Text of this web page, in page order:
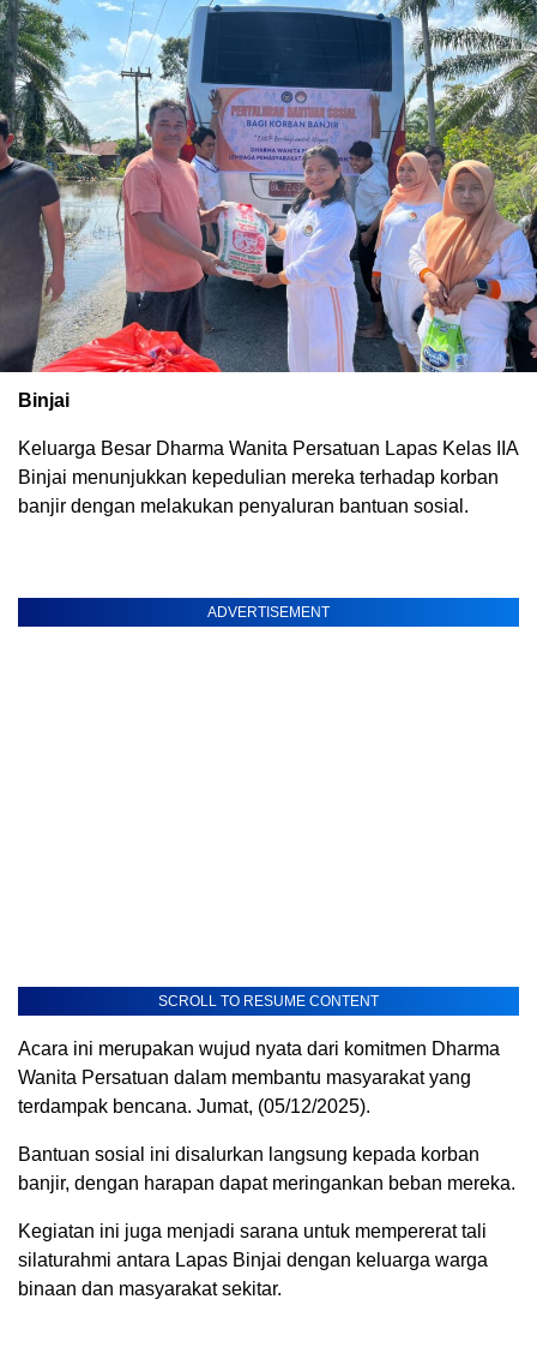
Binjai
Keluarga Besar Dharma Wanita Persatuan Lapas Kelas IIA
Binjai menunjukkan kepedulian mereka terhadap korban
banjir dengan melakukan penyaluran bantuan sosial.
ADVERTISEMENT
SCROLL TO RESUME CONTENT
Acara ini merupakan wujud nyata dari komitmen Dharma
Wanita Persatuan dalam membantu masyarakat yang
terdampak bencana. Jumat, (05/12/2025).
Bantuan sosial ini disalurkan langsung kepada korban
banjir, dengan harapan dapat meringankan beban mereka.
Kegiatan ini juga menjadi sarana untuk mempererat tali
silaturahmi antara Lapas Binjai dengan keluarga warga
binaan dan masyarakat sekitar.